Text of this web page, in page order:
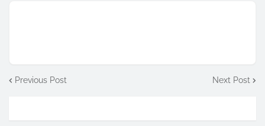
Previous Post Next Post